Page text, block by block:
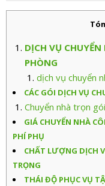
DỊCH VỤ
PHÒNG
dịch vụ chuyển
CÁC GÓI DỊCH VỤ
Chuyển nhà trọn
GIÁ CHUYỂN NHÀ
PHÍ PHỤ
CHẤT LƯỢNG DỊCH
TRỌNG
THÁI ĐỘ PHỤC VỤ